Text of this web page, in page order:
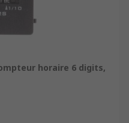
horaire 6 digits,